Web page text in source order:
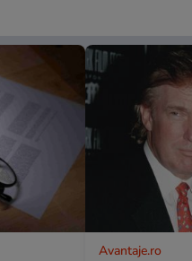
Avantaje.ro